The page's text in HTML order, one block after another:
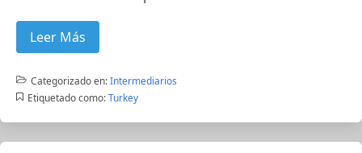
Leer Más
Categorizado en:Intermediarios
Etiquetado como: Turkey